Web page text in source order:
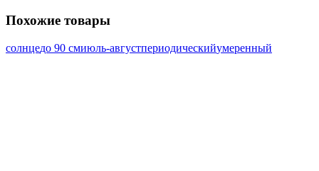
Похожие товары
солнцедо 90 смиюль-августпериодическийумеренный